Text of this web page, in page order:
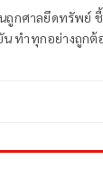
ถูกศาลยึดทรัพย์
ทำทุกอย่างถูกต้